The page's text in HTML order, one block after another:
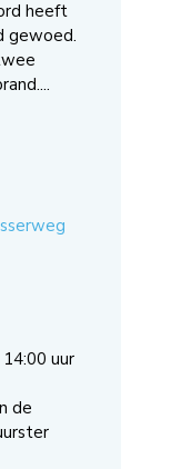
heeft
gewoed.
uur
de